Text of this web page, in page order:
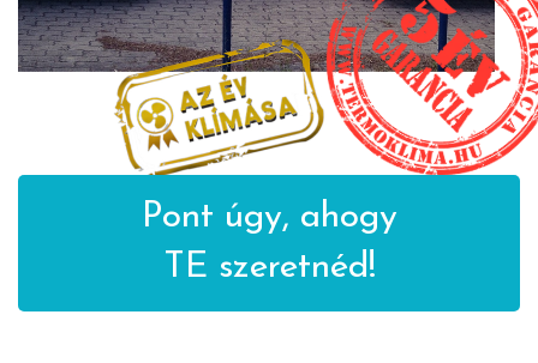
Pont úgy, ahogy
TE szeretnéd!